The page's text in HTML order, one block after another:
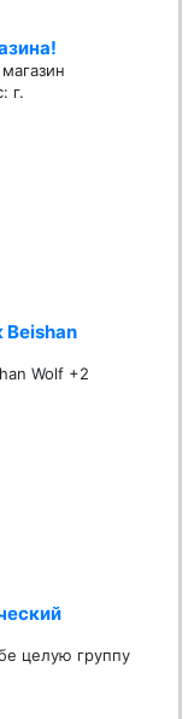
г.
Beishan
Wolf +2
целую группу